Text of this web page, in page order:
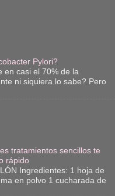
Pylori?
casi el 70% de la
ni siquiera lo sabe? Pero
tratamientos sencillos te
rápido
Ingredientes: 1 hoja de
en polvo 1 cucharada de